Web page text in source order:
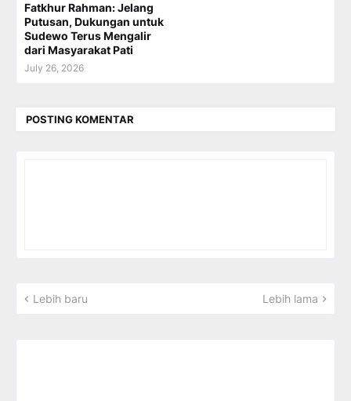
Fatkhur Rahman: Jelang
Putusan, Dukungan untuk
Sudewo Terus Mengalir
dari Masyarakat Pati
July 26, 2026
POSTING KOMENTAR
Lebih baru Lebih lama